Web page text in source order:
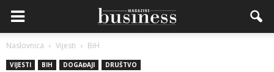
Naslovnica Vijesti BiH
VIJESTI BIH DOGAĐAJI DRUŠTVO